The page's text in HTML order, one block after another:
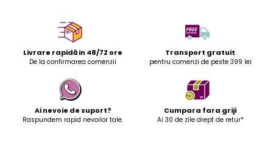
Livrare rapidă in 48/72 ore
De la confirmarea comenzii
Transport gratuit
pentru comenzi de peste 399 lei
Ai nevoie de suport?
Raspundem rapid nevoilor tale.
Cumpara fara griji
Ai 30 de zile drept de retur*